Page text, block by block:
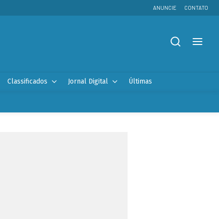
ANUNCIE CONTATO
Classificados Jornal Digital Últimas